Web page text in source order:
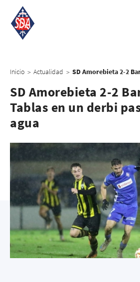
Inicio > Actualidad >
SD Amorebieta 2-2
Tablas en un derbi
agua